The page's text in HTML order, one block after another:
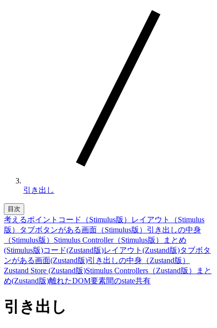
引き出し
目次
考えるポイント コード（Stimulus版）
レイアウト（Stimulus
版）
タブボタンがある画面（Stimulus版） 引き出しの中身
（Stimulus版） Stimulus Controller（Stimulus版）
まとめ
(Stimulus版)コード(Zustand版)レイアウト(Zustand版)タブボタ
ンがある画面(Zustand版)引き出しの中身（Zustand版）
Zustand Store (Zustand版)Stimulus Controllers（Zustand版）
まと
め(Zustand版)離れたDOM要素間のstate共有
引き出し